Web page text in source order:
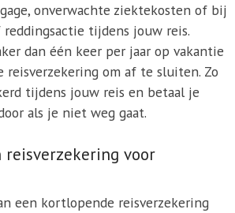
onverwachte ziektekosten of bij
tijdens jouw reis.
dan één keer per jaar op vakantie
reisverzekering om af te sluiten. Zo
tijdens jouw reis en betaal je
als je niet weg gaat.
reisverzekering voor
een kortlopende reisverzekering